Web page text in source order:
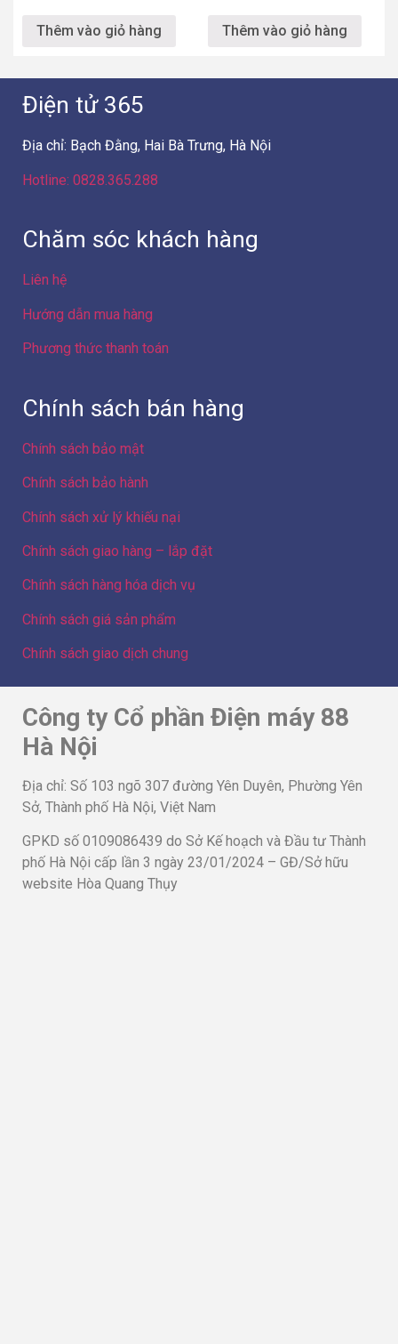
Thêm vào giỏ hàng Thêm vào giỏ hàng
Điện tử 365
Địa chỉ: Bạch Đằng, Hai Bà Trưng, Hà Nội
Hotline: 0828.365.288
Chăm sóc khách hàng
Liên hệ
Hướng dẫn mua hàng
Phương thức thanh toán
Chính sách bán hàng
Chính sách bảo mật
Chính sách bảo hành
Chính sách xử lý khiếu nại
Chính sách giao hàng – lắp đặt
Chính sách hàng hóa dịch vụ
Chính sách giá sản phẩm
Chính sách giao dịch chung
Công ty Cổ phần Điện máy 88
Hà Nội
Địa chỉ: Số 103 ngõ 307 đường Yên Duyên, Phường Yên
Sở, Thành phố Hà Nội, Việt Nam
GPKD số 0109086439 do Sở Kế hoạch và Đầu tư Thành
phố Hà Nội cấp lần 3 ngày 23/01/2024 – GĐ/Sở hữu
website Hòa Quang Thụy